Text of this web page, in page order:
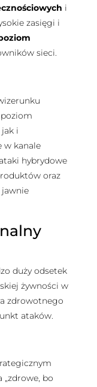
i
zasięgi i
sieci.
i
w kanale
hybrydowe
oraz
duży odsetek
żywności w
zdrowotnego
ataków.
„zdrowe, bo